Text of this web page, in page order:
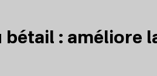
: améliore